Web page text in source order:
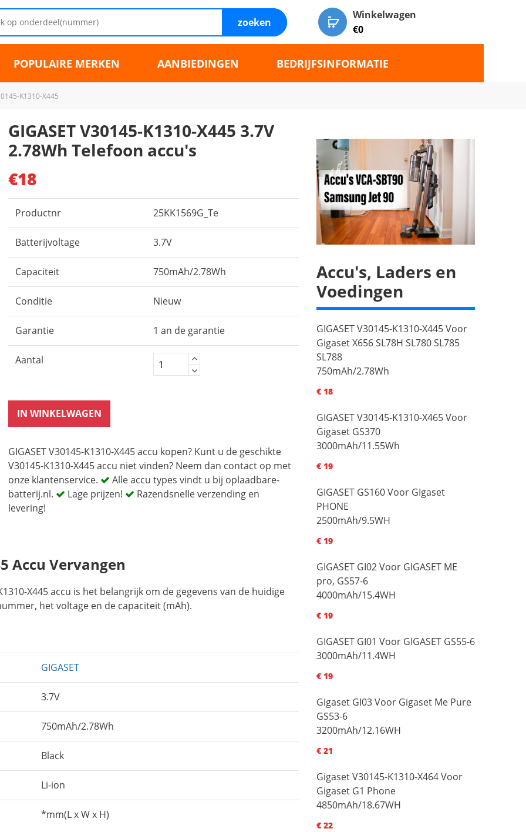
zoeken
Winkelwagen
€0
POPULAIRE MERKEN AANBIEDINGEN BEDRIJFSINFORMATIE
K1310-X445
GIGASET V30145-K1310-X445 3.7V
2.78Wh Telefoon accu's
€18
Productnr 25KK1569G_Te
Batterijvoltage 3.7V
Capaciteit 750mAh/2.78Wh
Conditie Nieuw
Garantie 1 an de garantie
Aantal
IN WINKELWAGEN
GIGASET V30145-K1310-X445 accu kopen? Kunt u de geschikte
V30145-K1310-X445 accu niet vinden? Neem dan contact op met
onze klantenservice.
Alle accu types vindt u bij oplaadbare-
batterij.nl.
Lage prijzen!
Razendsnelle verzending en
levering!
Accu Vervangen
X445 accu is het belangrijk om de gegevens van de huidige
het voltage en de capaciteit (mAh).
GIGASET
3.7V
750mAh/2.78Wh
Black
Li-ion
*mm(L x W x H)
Accu's, Laders en
Voedingen
GIGASET V30145-K1310-X445 Voor
Gigaset X656 SL78H SL780 SL785
SL788
750mAh/2.78Wh
€ 18
GIGASET V30145-K1310-X465 Voor
Gigaset GS370
3000mAh/11.55Wh
€ 19
GIGASET GS160 Voor GIgaset
PHONE
2500mAh/9.5WH
€ 19
GIGASET GI02 Voor GIGASET ME
pro, GS57-6
4000mAh/15.4WH
€ 19
GIGASET GI01 Voor GIGASET GS55-6
3000mAh/11.4WH
€ 19
Gigaset GI03 Voor Gigaset Me Pure
GS53-6
3200mAh/12.16WH
€ 21
Gigaset V30145-K1310-X464 Voor
Gigaset G1 Phone
4850mAh/18.67WH
€ 22